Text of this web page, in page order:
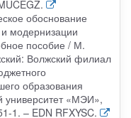
обоснование
модернизации
пособие / М.
Волжский филиал
образования
университет «МЭИ»,
1. – EDN RFXYSC.